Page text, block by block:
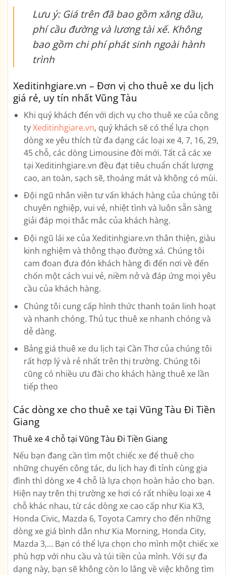
Lưu ý: Giá trên đã bao gồm xăng dầu,
phí cầu đường và lương tài xế. Không
bao gồm chi phí phát sinh ngoài hành
trình
Xeditinhgiare.vn – Đơn vị cho thuê xe du lịch
giá rẻ, uy tín nhất Vũng Tàu
Khi quý khách đến với dịch vụ cho thuê xe của công
tyXeditinhgiare.vn, quý khách sẽ có thể lựa chọn
dòng xe yêu thích từ đa dạng các loại xe4, 7, 16, 29,
45 chỗ, các dòng Limousine đời mới. Tất cả các xe
tại Xeditinhgiare.vn đều đạt tiêu chuẩn chất lượng
cao, an toàn, sạch sẽ, thoáng mát và không có mùi.
Đội ngũ nhân viên tư vấn khách hàng của chúng tôi
chuyên nghiệp, vui vẻ, nhiệt tình và luôn sẵn sàng
giải đáp mọi thắc mắc của khách hàng.
Đội ngũ lái xe của Xeditinhgiare.vn thân thiện, giàu
kinh nghiệm và thông thạo đường xá. Chúng tôi
cam đoan đưa đón khách hàng đi đến nơi về đến
chốn một cách vui vẻ, niềm nở và đáp ứng mọi yêu
cầu của khách hàng.
Chúng tôi cung cấp hình thức thanh toán linh hoạt
và nhanh chóng. Thủ tục thuê xe nhanh chóng và
dễ dàng.
Bảng giá thuê xe du lịch tại Cần Thơ của chúng tôi
rất hợp lý và rẻ nhất trên thị trường. Chúng tôi
cũng có nhiều ưu đãi cho khách hàng thuê xe lần
tiếp theo
Các dòng xe cho thuê xe tại Vũng Tàu Đi Tiền
Giang
Thuê xe 4 chỗ tại Vũng Tàu Đi Tiền Giang
Nếu bạn đang cần tìm một chiếc xe để thuê cho
những chuyến công tác, du lịch hay đi tỉnh cùng gia
đình thì dòng xe 4 chỗ là lựa chọn hoàn hảo cho bạn.
Hiện nay trên thị trường xe hơi có rất nhiều loại xe 4
chỗ khác nhau, từ các dòng xe cao cấp như Kia K3,
Honda Civic, Mazda 6, Toyota Camry cho đến những
dòng xe giá bình dân như Kia Morning, Honda City,
Mazda 3,… Bạn có thể lựa chọn cho mình một chiếc xe
phù hợp với nhu cầu và túi tiền của mình. Với sự đa
dạng này, bạn sẽ không còn lo lắng về việc không tìm